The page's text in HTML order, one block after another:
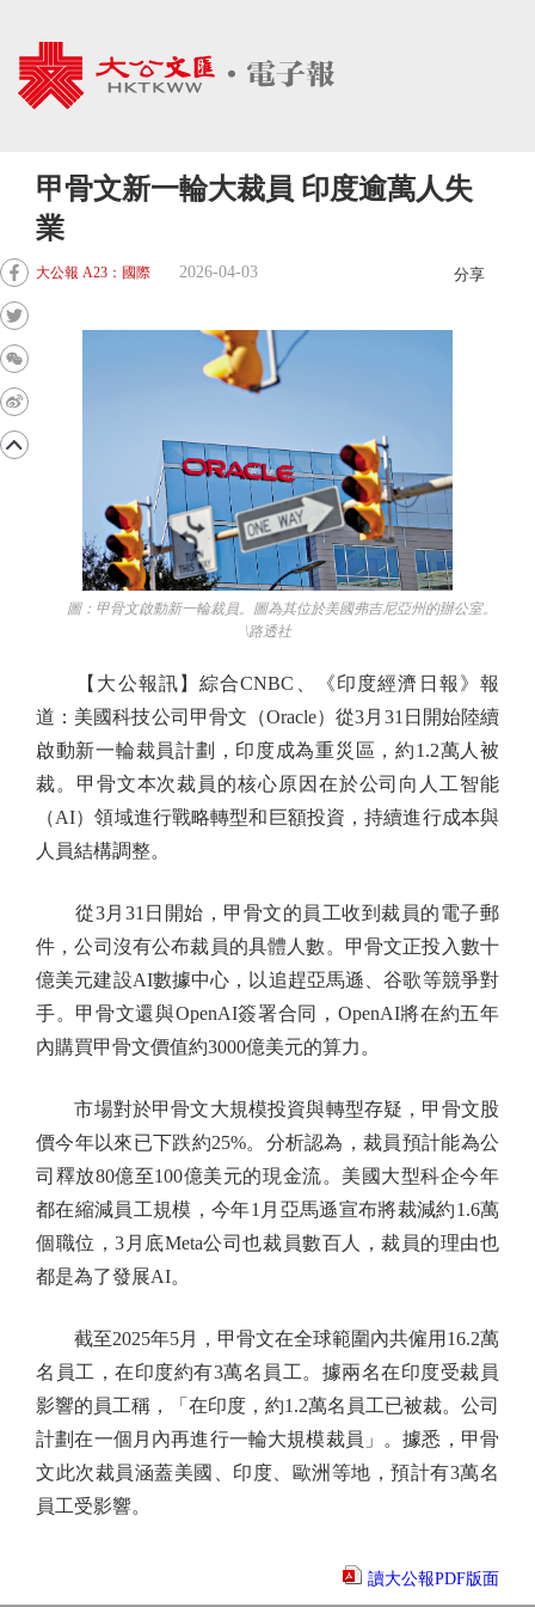
甲骨文新一輪大裁員 印度逾萬人失
業
大公報 A23：國際 2026-04-03 分享
圖：甲骨文啟動新一輪裁員。圖為其位於美國弗吉尼亞州的辦公室。
\路透社
【大公報訊】綜合CNBC、《印度經濟日報》報
道：美國科技公司甲骨文（Oracle）從3月31日開始陸續
啟動新一輪裁員計劃，印度成為重災區，約1.2萬人被
裁。甲骨文本次裁員的核心原因在於公司向人工智能
（AI）領域進行戰略轉型和巨額投資，持續進行成本與
人員結構調整。
從3月31日開始，甲骨文的員工收到裁員的電子郵
件，公司沒有公布裁員的具體人數。甲骨文正投入數十
億美元建設AI數據中心，以追趕亞馬遜、谷歌等競爭對
手。甲骨文還與OpenAI簽署合同，OpenAI將在約五年
內購買甲骨文價值約3000億美元的算力。
市場對於甲骨文大規模投資與轉型存疑，甲骨文股
價今年以來已下跌約25%。分析認為，裁員預計能為公
司釋放80億至100億美元的現金流。美國大型科企今年
都在縮減員工規模，今年1月亞馬遜宣布將裁減約1.6萬
個職位，3月底Meta公司也裁員數百人，裁員的理由也
都是為了發展AI。
截至2025年5月，甲骨文在全球範圍內共僱用16.2萬
名員工，在印度約有3萬名員工。據兩名在印度受裁員
影響的員工稱，「在印度，約1.2萬名員工已被裁。公司
計劃在一個月內再進行一輪大規模裁員」。據悉，甲骨
文此次裁員涵蓋美國、印度、歐洲等地，預計有3萬名
員工受影響。
讀大公報PDF版面